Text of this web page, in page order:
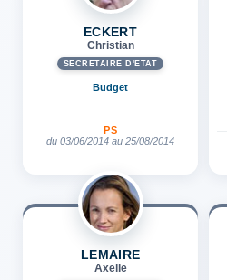
ECKERT
Christian
SECRÉTAIRE D'ETAT
Budget
PS
du 03/06/2014 au 25/08/2014
LEMAIRE
Axelle